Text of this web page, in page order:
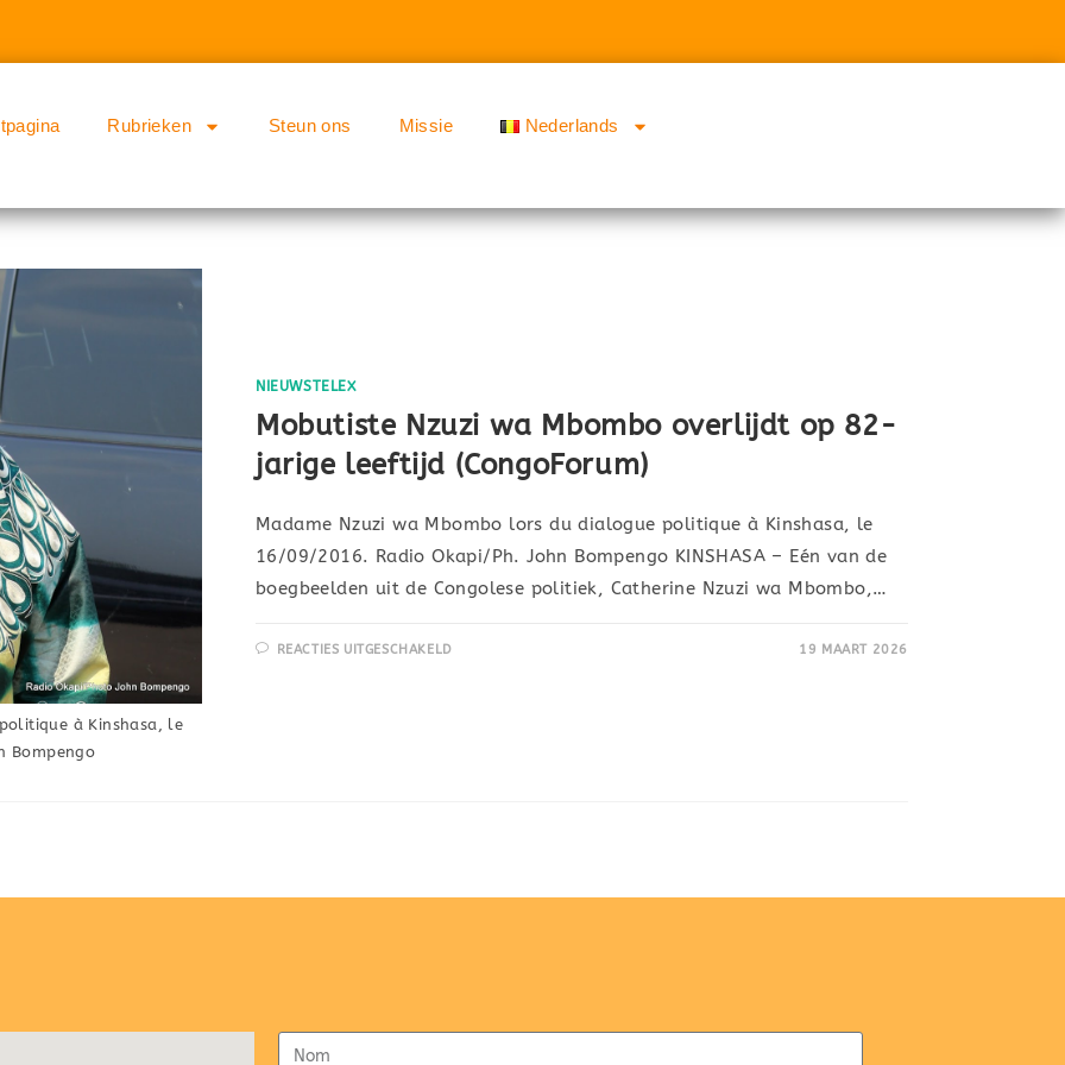
Rubrieken Steun ons Missie Nederlands
à Kinshasa, le
Bompengo
NIEUWSTELEX
Mobutiste Nzuzi wa Mbombo overlijdt op 82-
jarige leeftijd (CongoForum)
Madame Nzuzi wa Mbombo lors du dialogue politique à Kinshasa, le
16/09/2016. Radio Okapi/Ph. John Bompengo KINSHASA – Eén van de
boegbeelden uit de Congolese politiek, Catherine Nzuzi wa Mbombo,…
REACTIES UITGESCHAKELD 19 MAART 2026